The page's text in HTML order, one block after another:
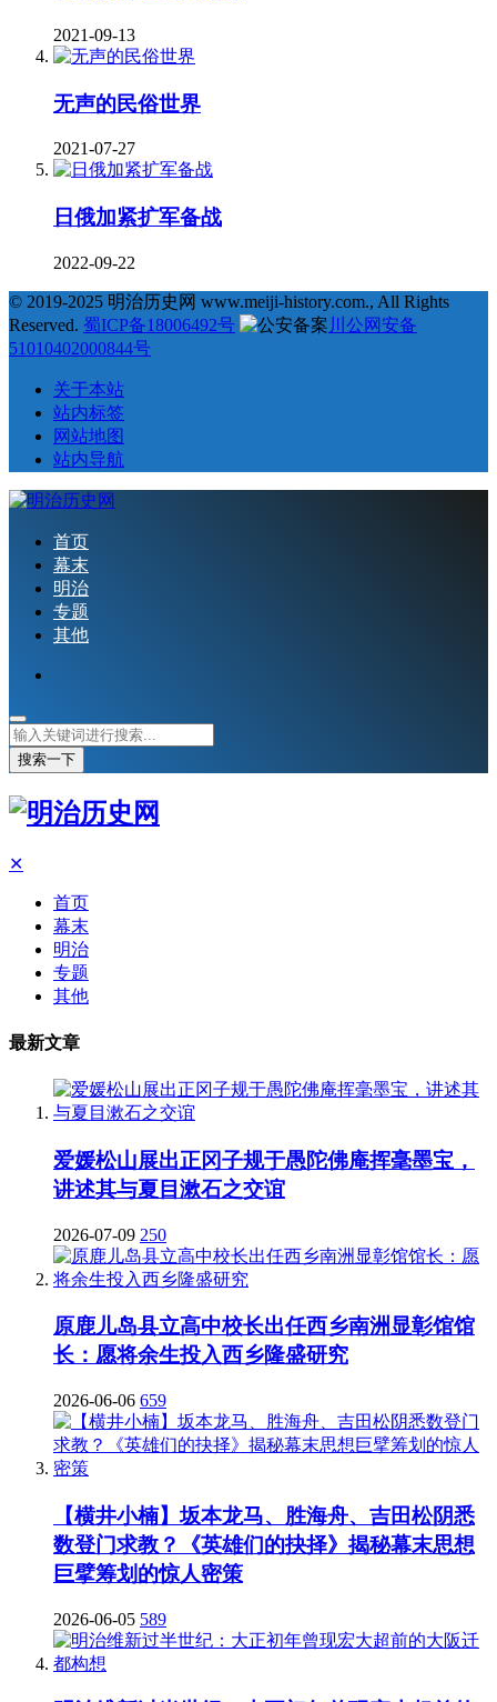
2021-09-13
无声的民俗世界
2021-07-27
日俄加紧扩军备战
2022-09-22
© 2019-2025 明治历史网 www.meiji-history.com., All Rights
Reserved. 蜀ICP备18006492号
川公网安备
51010402000844号
关于本站
站内标签
网站地图
站内导航
首页
幕末
明治
专题
其他
搜索一下
✕
首页
幕末
明治
专题
其他
最新文章
爱媛松山展出正冈子规于愚陀佛庵挥毫墨宝，
讲述其与夏目漱石之交谊
2026-07-09 250
原鹿儿岛县立高中校长出任西乡南洲显彰馆馆
长：愿将余生投入西乡隆盛研究
2026-06-06 659
【横井小楠】坂本龙马、胜海舟、吉田松阴悉
数登门求教？《英雄们的抉择》揭秘幕末思想
巨擘筹划的惊人密策
2026-06-05 589